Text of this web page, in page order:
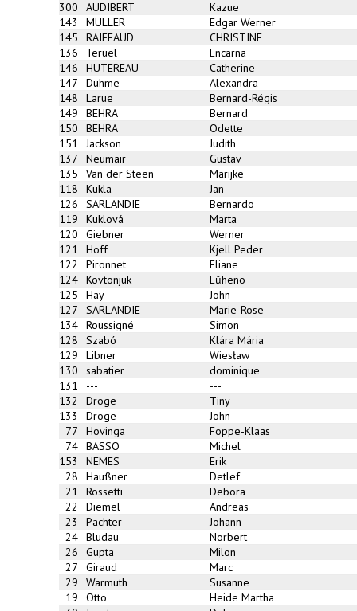
300
AUDIBERT
Kazue
143
MÜLLER
Edgar Werner
145
RAIFFAUD
CHRISTINE
136
Teruel
Encarna
146
HUTEREAU
Catherine
147
Duhme
Alexandra
148
Larue
Bernard-Régis
149
BEHRA
Bernard
150
BEHRA
Odette
151
Jackson
Judith
137
Neumair
Gustav
135
Van der Steen
Marijke
118
Kukla
Jan
126
SARLANDIE
Bernardo
119
Kuklová
Marta
120
Giebner
Werner
121
Hoff
Kjell Peder
122
Pironnet
Eliane
124 Kovtonjuk
Eŭheno
125
Hay
John
127
SARLANDIE
Marie-Rose
134 Roussigné
Simon
128
Szabó
Klára Mária
129
Libner
Wiesław
130
sabatier
dominique
131
---
---
132
Droge
Tiny
133
Droge
John
77
Hovinga
Foppe-Klaas
74 BASSO
Michel
153
NEMES
Erik
28
Haußner
Detlef
21
Rossetti
Debora
22
Diemel
Andreas
23
Pachter
Johann
24 Bludau
Norbert
26
Gupta
Milon
27
Giraud
Marc
29
Warmuth
Susanne
19
Otto
Heide Martha